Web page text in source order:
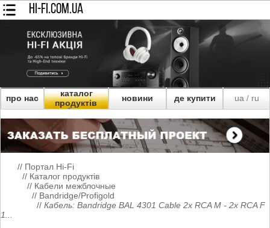
HI-FI.COM.UA
про нас
каталог
продуктів
новини де купити ua/ ru
// Портал Hi-Fi
// Каталог продуктів
// Кабели межблочные
// Bandridge/Profigold
// Кабель: Bandridge BAL 4301 Cable 2x RCA M - 2x RCA F
1...